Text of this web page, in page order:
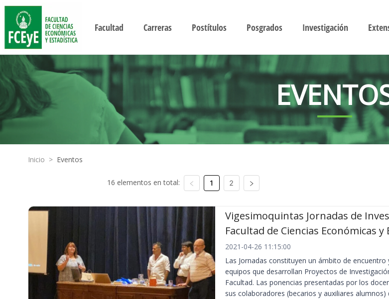
Facultad Carreras Postítulos Posgrados Investigación
Inicio > Eventos
16 elementos en total: 1 2
Vigesimoquintas Jornadas de
Facultad de Ciencias Económicas y
2021-04-26 11:15:00
Las Jornadas constituyen un ámbito de encuentro
equipos que desarrollan Proyectos de
Facultad. Las ponencias presentadas por los
sus colaboradores (becarios y auxiliares alumnos)